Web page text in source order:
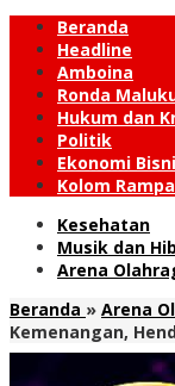
Beranda
Headline
Amboina
Ronda
Hukum dan
Politik
Ekonomi
Kolom
Kesehatan
Musik dan
Arena
Beranda » Arena
Kemenangan,